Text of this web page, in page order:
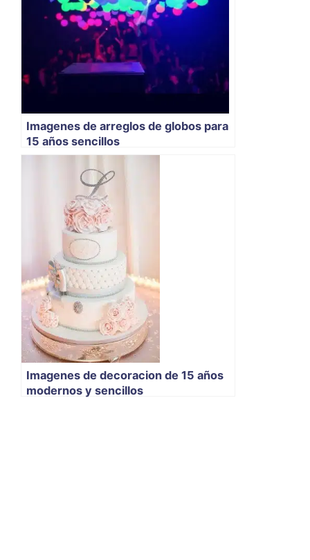
Imagenes de arreglos de globos para
15 años sencillos
Imagenes de decoracion de 15 años
modernos y sencillos